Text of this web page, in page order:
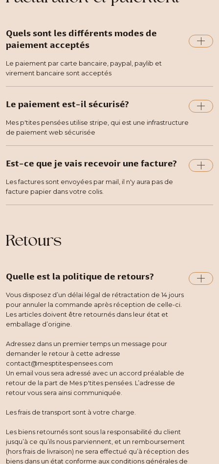
Quels sont les différents modes de
paiement acceptés
Le paiement par carte bancaire, paypal, paylib et
virement bancaire sont acceptés
Le paiement est-il sécurisé?
Mes p'tites pensées utilise stripe, qui est une infrastructure
de paiement web sécurisée
Est-ce que je vais recevoir une facture?
Les factures sont envoyées par mail, il n'y aura pas de
facture papier dans votre colis.
Retours
Quelle est la politique de retours?
Vous disposez d’un délai légal de rétractation de 14 jours
pour annuler la commande après réception de celle-ci.
Les articles doivent être retournés dans leur état et
emballage d’origine.
Adressez dans un premier temps un message pour
demander le retour à cette adresse
contact@mesptitespensees.com
Un email vous sera adressé avec un accord préalable de
retour de la part de Mes p'tites pensées. L’adresse de
retour vous sera ainsi communiquée.
Les frais de transport sont à votre charge.
​Les biens retournés sont sous la responsabilité du client
jusqu’à ce qu’ils nous parviennent, et un remboursement
(hors frais de livraison) ne sera effectué qu’à réception des
biens dans un état conforme aux conditions générales de